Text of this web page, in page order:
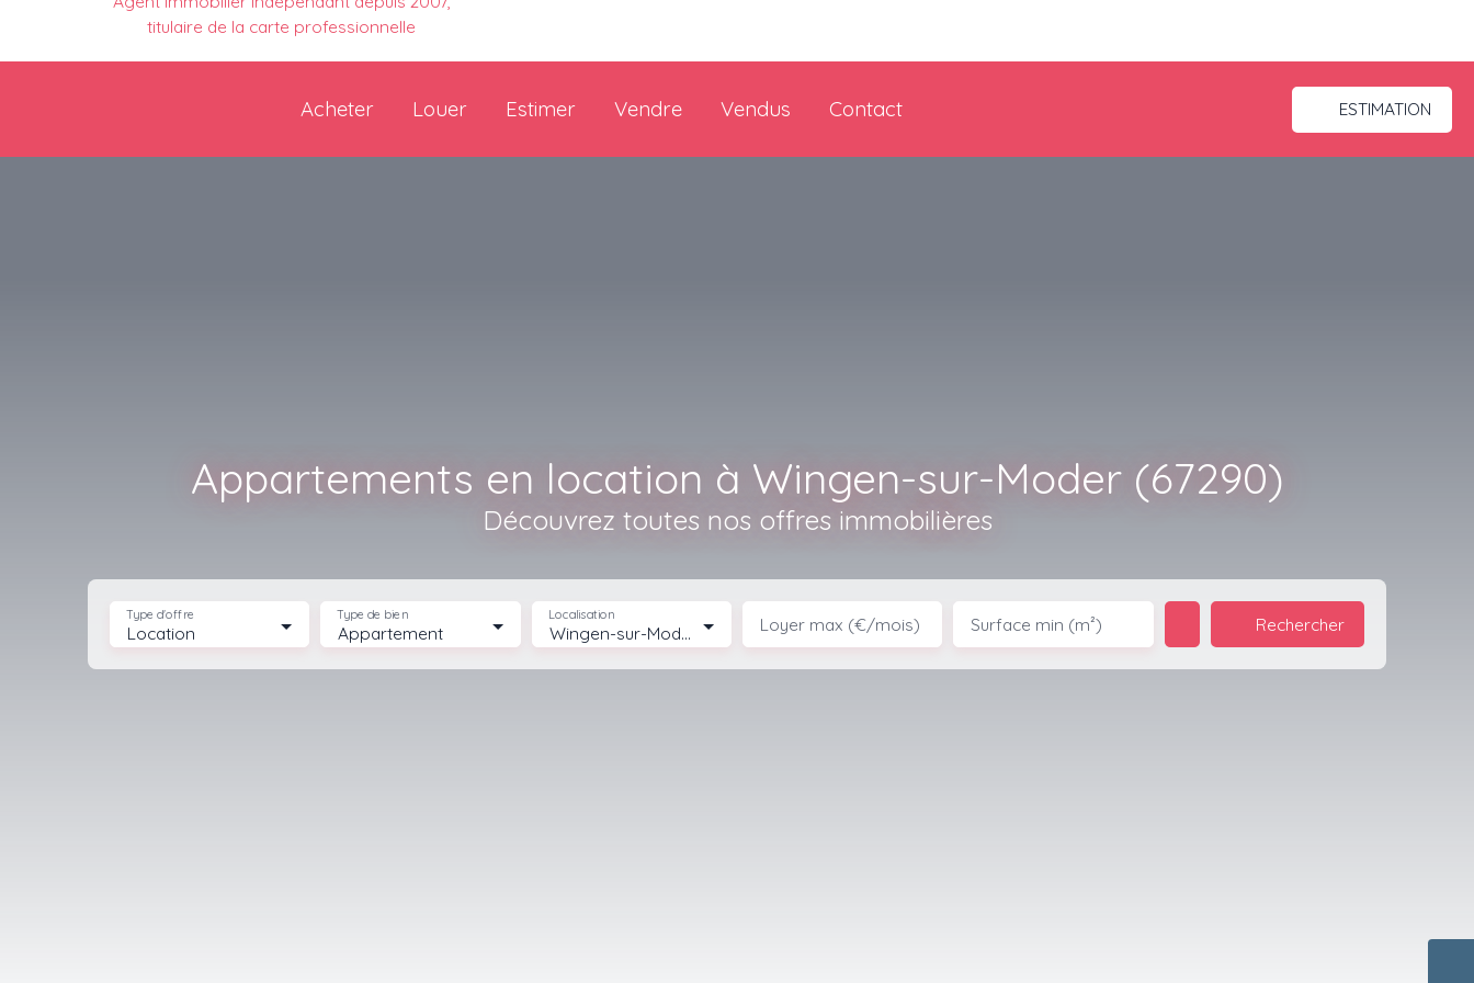
titulaire de la carte professionnelle
Acheter Louer Estimer Vendre Vendus Contact ESTIMATION
Appartements en location à Wingen-sur-Moder (67290)
Découvrez toutes nos offres immobilières
Location
Type d'offre
Appartement
Type de bien
Wingen-sur-Moder (67290)
Localisation Loyer max (€/mois) Surface min (m²) Rechercher